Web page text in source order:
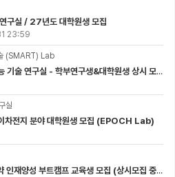
구실 / 27년도 대학원생 모집
23:59
(SMART) Lab
[성균관대학교] 분리소재 및 재생가능 기술 연구실 - 학부연구생&대학원생 상시 모집 (미래에너지공학과)
실
차전지 분야 대학원생 모집 (EPOCH Lab)
2026 한양대학교 ERICA 청년도약 인재양성 부트캠프 교육생 모집 (상시모집 중, 1차 마감 : ~8.30)